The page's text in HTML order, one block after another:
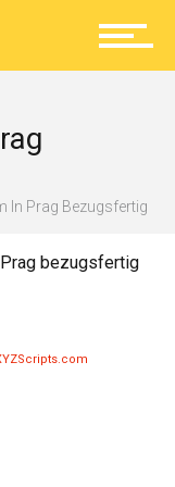
In Prag Bezugsfertig
bezugsfertig